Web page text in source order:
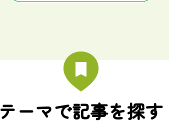
テーマで記事を探す